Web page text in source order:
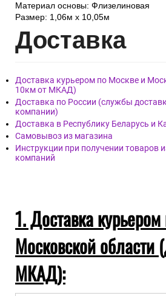
Материал основы: Флизелиновая
Размер: 1,06м х 10,05м
Доставка
Доставка курьером по Москве и
10км от МКАД)
Доставка по России (службы
компании)
Доставка в Республику Беларусь и
Самовывоз из магазина
Инструкции при получении товаров
компаний
1. Доставка
Московской области
МКАД):